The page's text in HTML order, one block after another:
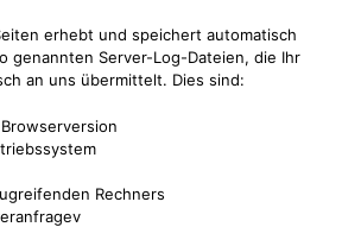
erhebt und speichert automatisch
genannten Server-Log-Dateien, die Ihr
an uns übermittelt. Dies sind:
Rechners